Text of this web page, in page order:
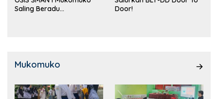
Saling Beradu
Door!
Mukomuko